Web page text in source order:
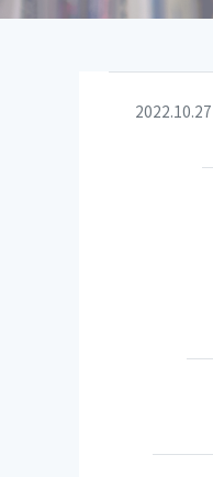
2022.10.27